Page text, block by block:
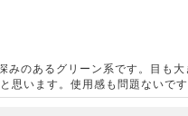
みのあるグリーン系です。目も大
思います。使用感も問題ないです